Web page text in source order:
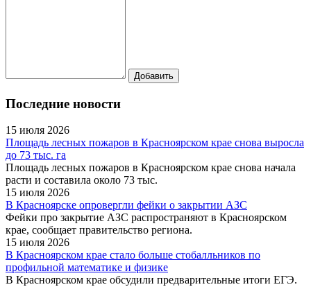
Последние новости
15 июля 2026
Площадь лесных пожаров в Красноярском крае снова выросла
до 73 тыс. га
Площадь лесных пожаров в Красноярском крае снова начала
расти и составила около 73 тыс.
15 июля 2026
В Красноярске опровергли фейки о закрытии АЗС
Фейки про закрытие АЗС распространяют в Красноярском
крае, сообщает правительство региона.
15 июля 2026
В Красноярском крае стало больше стобалльников по
профильной математике и физике
В Красноярском крае обсудили предварительные итоги ЕГЭ.